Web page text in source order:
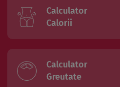
Calculator
Calorii
Calculator
Greutate